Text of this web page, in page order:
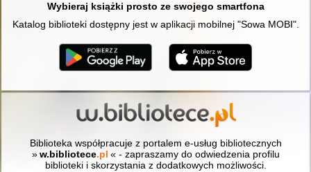
Wybieraj książki prosto ze swojego smartfona
Katalog biblioteki dostępny jest w aplikacji mobilnej "Sowa MOBI".
Biblioteka współpracuje z portalem e-usług bibliotecznych
» w.bibliotece.pl « - zapraszamy do odwiedzenia profilu
biblioteki i skorzystania z dodatkowych możliwości.